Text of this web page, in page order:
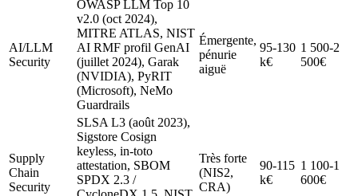
AI/LLM
Security
OWASP LLM Top 10
v2.0 (oct 2024),
MITRE ATLAS, NIST
AI RMF profil GenAI
(juillet 2024), Garak
(NVIDIA), PyRIT
(Microsoft), NeMo
Guardrails
Émergente,
pénurie
aiguë
95-130
k€
1 500-2
500€
Supply
Chain
Security
SLSA L3 (août 2023),
Sigstore Cosign
keyless, in-toto
attestation, SBOM
SPDX 2.3 /
Très forte
(NIS2,
CRA)
90-115
k€
1 100-1
600€